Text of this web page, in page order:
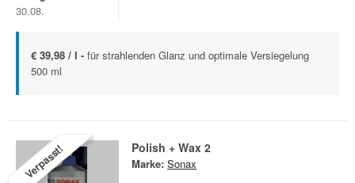
30.08.
€ 39,98 / l - für strahlenden Glanz und optimale Versiegelung
500 ml
Verpasst! Polish + Wax 2
Marke: Sonax